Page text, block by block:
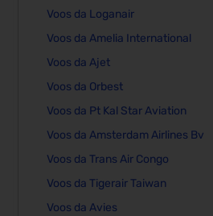
Voos da Loganair
Voos da Amelia International
Voos da Ajet
Voos da Orbest
Voos da Pt Kal Star Aviation
Voos da Amsterdam Airlines Bv
Voos da Trans Air Congo
Voos da Tigerair Taiwan
Voos da Avies